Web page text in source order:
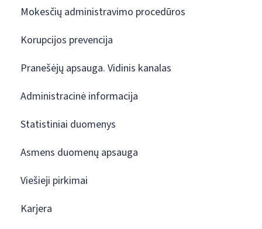
Mokesčių administravimo procedūros
Korupcijos prevencija
Pranešėjų apsauga. Vidinis kanalas
Administracinė informacija
Statistiniai duomenys
Asmens duomenų apsauga
Viešieji pirkimai
Karjera